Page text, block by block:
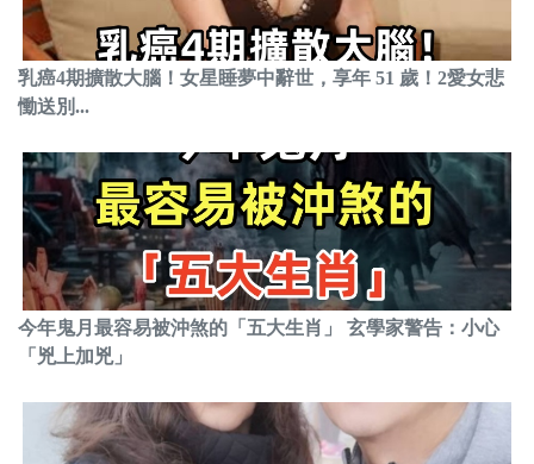
乳癌4期擴散大腦！女星睡夢中辭世，享年 51 歲！2愛女悲
慟送別...
今年鬼月最容易被沖煞的「五大生肖」 玄學家警告：小心
「兇上加兇」